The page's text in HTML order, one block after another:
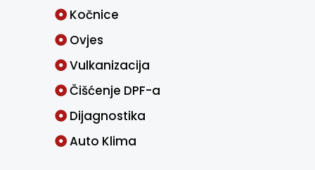
Kočnice
Ovjes
Vulkanizacija
Čišćenje DPF-a
Dijagnostika
Auto Klima